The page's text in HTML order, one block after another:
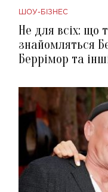
ШОУ-БІЗНЕС
Не для всіх: що
знайомляться
Беррімор та